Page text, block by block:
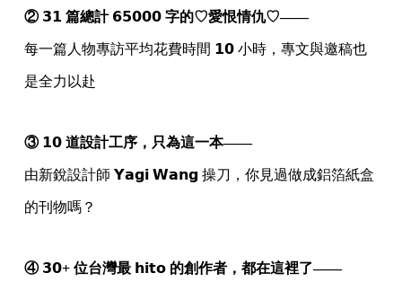
② 𝟯𝟭 篇總計 𝟲𝟱𝟬𝟬𝟬 字的♡愛恨情仇♡——
每一篇人物專訪平均花費時間 𝟭𝟬 小時，專文與邀稿也
是全力以赴
③ 𝟭𝟬 道設計工序，只為這一本——
由新銳設計師 𝗬𝗮𝗴𝗶 𝗪𝗮𝗻𝗴 操刀，你見過做成鋁箔紙盒
的刊物嗎？
④ 𝟯𝟬+ 位台灣最 𝗵𝗶𝘁𝗼 的創作者，都在這裡了——